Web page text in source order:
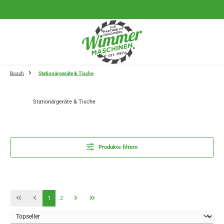
Bosch Stationärgeräte & Tische
Stationärgeräte & Tische
Produkte filtern
Seite
1 Seite
2